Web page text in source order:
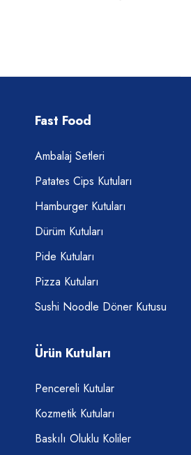
Fast Food
Ambalaj Setleri
Patates Cips Kutuları
Hamburger Kutuları
Dürüm Kutuları
Pide Kutuları
Pizza Kutuları
Sushi Noodle Döner Kutusu
Ürün Kutuları
Pencereli Kutular
Kozmetik Kutuları
Baskılı Oluklu Koliler